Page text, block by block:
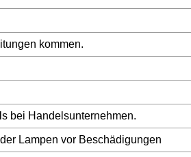
kommen.
bei Handelsunternehmen.
Lampen vor Beschädigungen